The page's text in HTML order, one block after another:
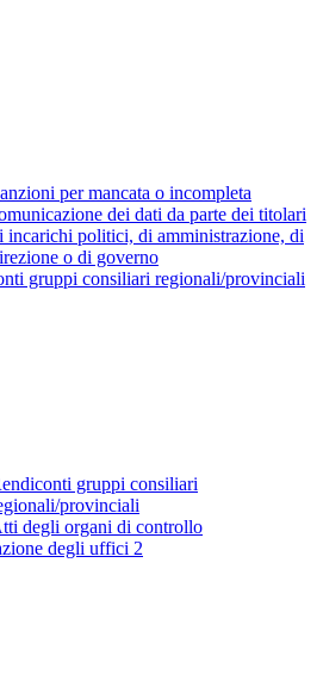
per mancata o incompleta
dei dati da parte dei titolari
incarichi politici, di amministrazione, di
o di governo
gruppi consiliari regionali/provinciali
gruppi consiliari
provinciali
degli organi di controllo
degli uffici 2